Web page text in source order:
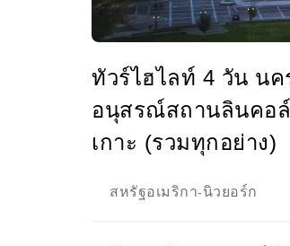
ทัวร์ไฮไลท์ 4 วัน นค
อนุสรณ์สถานลินคอ
เกาะ (รวมทุกอย่าง)
สหรัฐอเมริกา-นิวยอร์ก